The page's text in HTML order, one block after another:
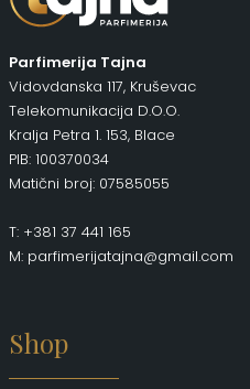
Parfimerija Tajna
Vidovdanska 117, Kruševac
Telekomunikacija D.O.O.
Kralja Petra 1. 153, Blace
PIB: 100370034
Matični broj: 07585055
T: +381 37 441 165
M: parfimerijatajna@gmail.com
Shop